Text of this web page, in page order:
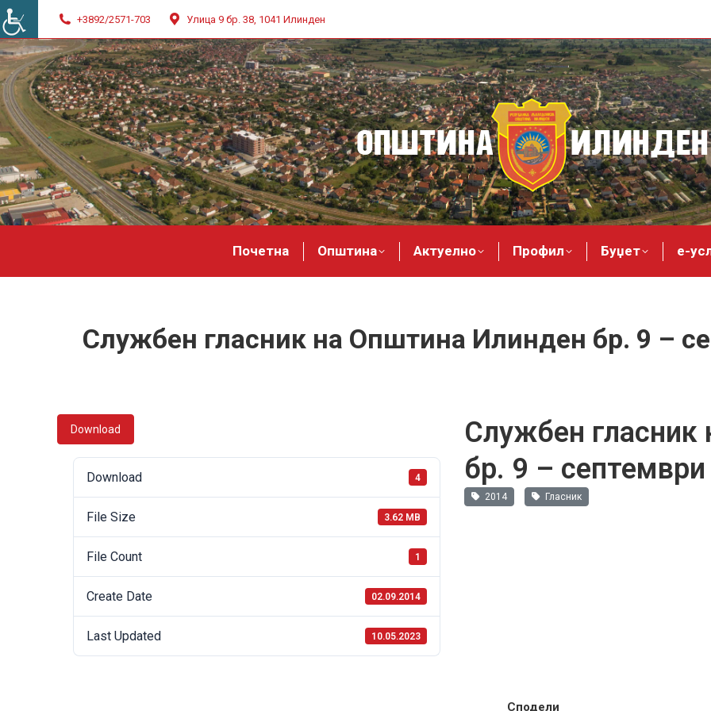
+3892/2571-703 Улица 9 бр. 38, 1041 Илинден
Почетна Општина Актуелно Профил Буџет е-
Службен гласник на Општина Илинден бр. 9 –
Download
Download 4
File Size 3.62 MB
File Count 1
Create Date 02.09.2014
Last Updated 10.05.2023
Службен
бр. 9 –
2014 Гласник
Сподели